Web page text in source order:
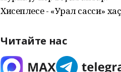
Хисеплесе - «Урал сасси»
Читайте нас